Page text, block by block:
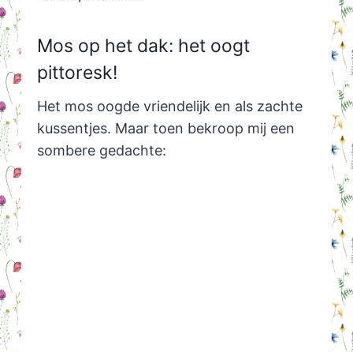
Mos op het dak: het oogt
pittoresk!
Het mos oogde vriendelijk en als zachte
kussentjes. Maar toen bekroop mij een
sombere gedachte: